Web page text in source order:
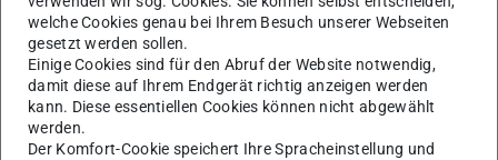
Zertifikatslehrgang entwickelt, der aktuell gefragtes Know-
how anwendungsorientiert vermittelt: 6 Module an 8
Tagen – mit Blick auf die Arbeitsorganisation gut verteilt
über mehrere Monate.
Themen sind:Grundlagen Industrie 4.0, Umrüstung der
welche Cookies genau bei Ihrem Besuch unserer Webseiten
gesetzt werden sollen.
Einige Cookies sind für den Abruf der Website notwendig,
damit diese auf Ihrem Endgerät richtig anzeigen werden
kann. Diese essentiellen Cookies können nicht abgewählt
werden.
Der Komfort-Cookie speichert Ihre Spracheinstellung und